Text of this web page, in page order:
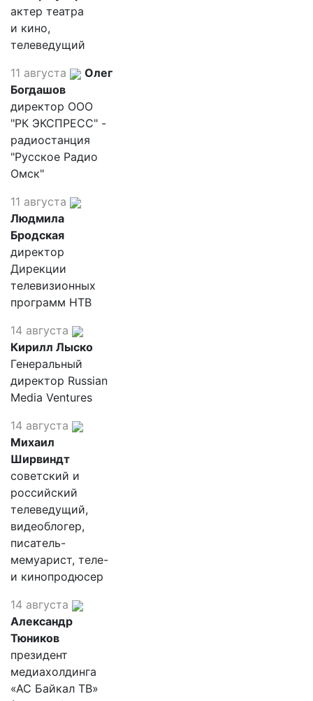
актер театра
и кино,
телеведущий
11 августа
Олег
Богдашов
директор ООО
"РК ЭКСПРЕСС" -
радиостанция
"Русское Радио
Омск"
11 августа
Людмила
Бродская
директор
Дирекции
телевизионных
программ НТВ
14 августа
Кирилл Лыско
Генеральный
директор Russian
Media Ventures
14 августа
Михаил
Ширвиндт
советский и
российский
телеведущий,
видеоблогер,
писатель-
мемуарист, теле-
и кинопродюсер
14 августа
Александр
Тюников
президент
медиахолдинга
«АС Байкал ТВ»